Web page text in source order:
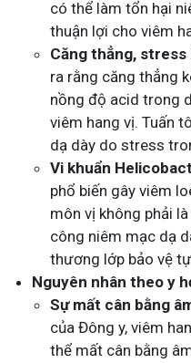
có thể làm tổn hại
thuận lợi cho viêm
Căng thẳng, stress
ra rằng căng thẳng
nồng độ acid trong
viêm hang vị. Tuấn
dạ dày do stress
Vi khuẩn
phổ biến gây viêm
môn vị không phải
công niêm mạc dạ
thương lớp bảo vệ
Nguyên nhân theo y
Sự mất cân bằng
của Đông y, viêm
thể mất cân bằng